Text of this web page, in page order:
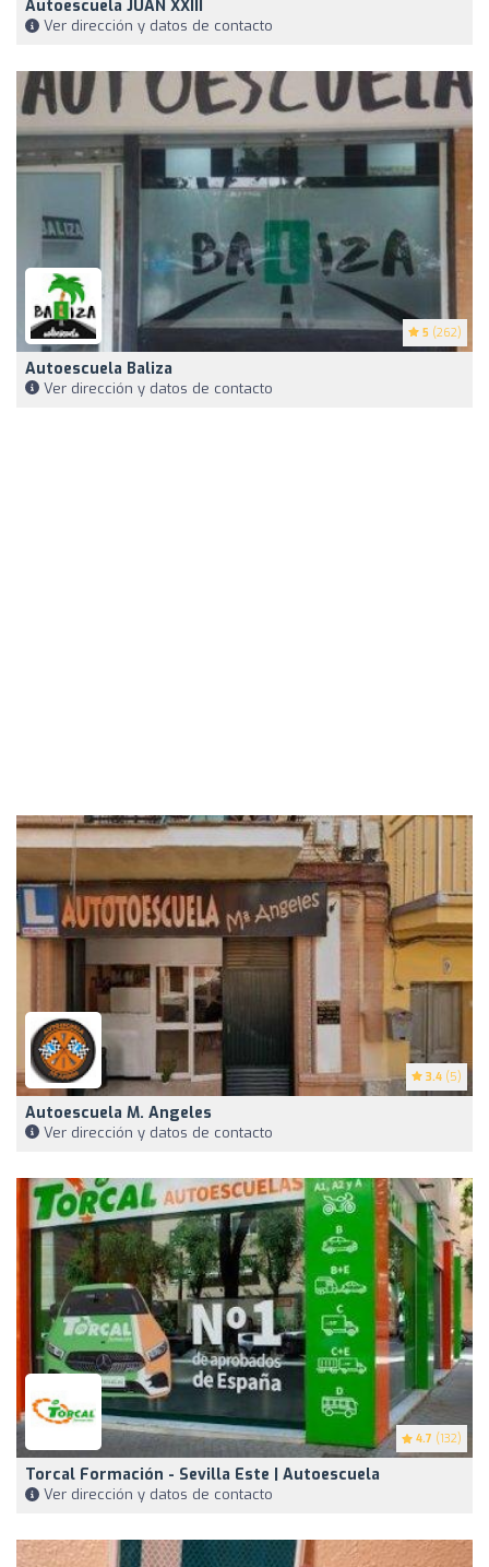
Autoescuela JUAN XXIII
Ver dirección y datos de contacto
5 (262)
Autoescuela Baliza
Ver dirección y datos de contacto
3.4 (5)
Autoescuela M. Angeles
Ver dirección y datos de contacto
4.7 (132)
Torcal Formación - Sevilla Este | Autoescuela
Ver dirección y datos de contacto